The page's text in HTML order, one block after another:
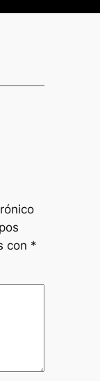
con *